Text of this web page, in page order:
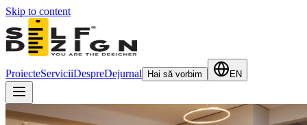
Skip to content
ProiecteServiciiDespreDejurnal Hai să vorbim EN